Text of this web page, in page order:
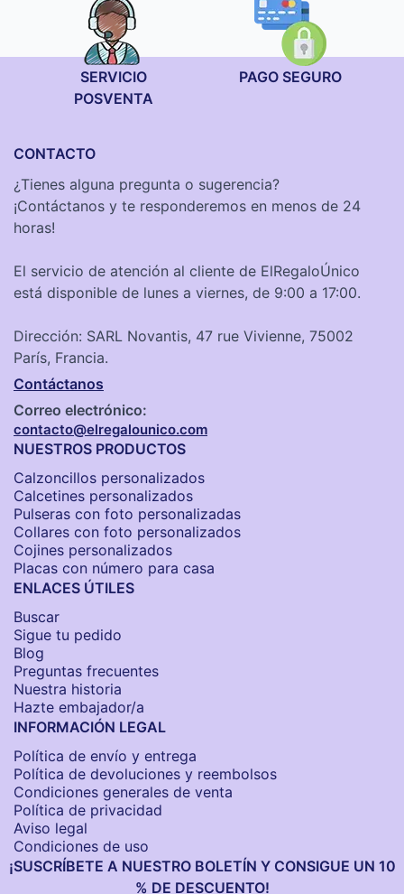
SERVICIO
POSVENTA
PAGO SEGURO
CONTACTO
¿Tienes alguna pregunta o sugerencia?
¡Contáctanos y te responderemos en menos de 24
horas!
El servicio de atención al cliente de ElRegaloÚnico
está disponible de lunes a viernes, de 9:00 a 17:00.
Dirección: SARL Novantis, 47 rue Vivienne, 75002
París, Francia.
Contáctanos
Correo electrónico:
contacto@elregalounico.com
NUESTROS PRODUCTOS
Calzoncillos personalizados​
Calcetines personalizados
Pulseras con foto personalizadas
Collares con foto personalizados
Cojines personalizados
Placas con número para casa
ENLACES ÚTILES
Buscar
Sigue tu pedido
Blog
Preguntas frecuentes
Nuestra historia
Hazte embajador/a
INFORMACIÓN LEGAL
Política de envío y entrega
Política de devoluciones y reembolsos
Condiciones generales de venta
Política de privacidad
Aviso legal
Condiciones de uso
¡SUSCRÍBETE A NUESTRO BOLETÍN Y CONSIGUE UN 10
% DE DESCUENTO!